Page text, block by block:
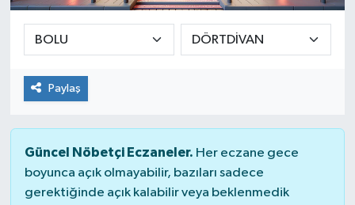
Paylaş
Güncel Nöbetçi Eczaneler. Her eczane gece
boyunca açık olmayabilir, bazıları sadece
gerektiğinde açık kalabilir veya beklenmedik
SEKTÖR
ŞİRKET PANO
SÖYLEŞİ
YAŞAM